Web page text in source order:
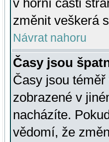
v horní části
změnit veškerá
Návrat nahoru
Časy jsou
Časy jsou
zobrazené v
nacházíte.
vědomí, že